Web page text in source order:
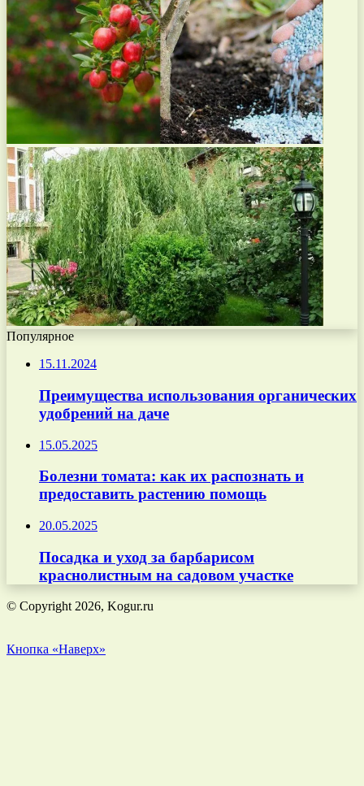
Популярное
15.11.2024
Преимущества использования органических
удобрений на даче
15.05.2025
Болезни томата: как их распознать и
предоставить растению помощь
20.05.2025
Посадка и уход за барбарисом
краснолистным на садовом участке
© Copyright 2026, Kogur.ru
Кнопка «Наверх»